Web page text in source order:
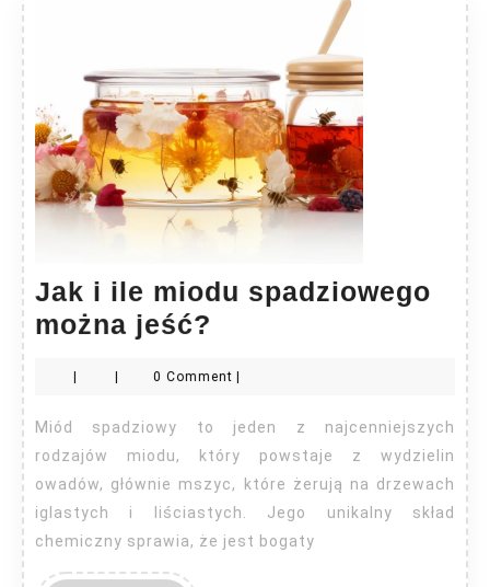
Jak i ile miodu spadziowego
można jeść?
ile
miodu
spadziowego
można
jeść?
0 Comment
Miód spadziowy to jeden z najcenniejszych
rodzajów miodu, który powstaje z wydzielin
owadów, głównie mszyc, które żerują na drzewach
iglastych i liściastych. Jego unikalny skład
chemiczny sprawia, że jest bogaty